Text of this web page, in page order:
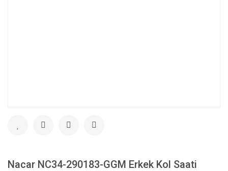
Nacar NC34-290183-GGM Erkek Kol Saati